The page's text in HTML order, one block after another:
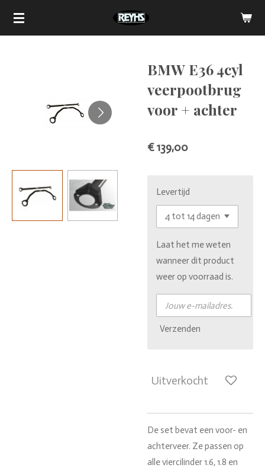
Ga
BMW E36 4cyl
veerpootbrug
voor + achter
€ 139,00
Levertijd
Laat het me weten
wanneer dit product
weer op voorraad is.
Verzenden
Uitverkocht
De set bevat een voor- en
achterveer. Ze passen op
alle viercilinder 1.6, 1.8 en